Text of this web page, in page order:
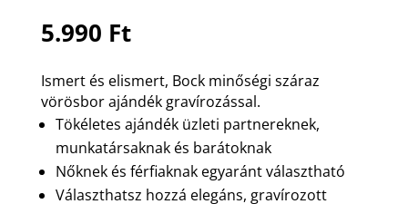
5.990 Ft
Ismert és elismert, Bock minőségi száraz
vörösbor ajándék gravírozással.
Tökéletes ajándék üzleti partnereknek,
munkatársaknak és barátoknak
Nőknek és férfiaknak egyaránt választható
Választhatsz hozzá elegáns, gravírozott